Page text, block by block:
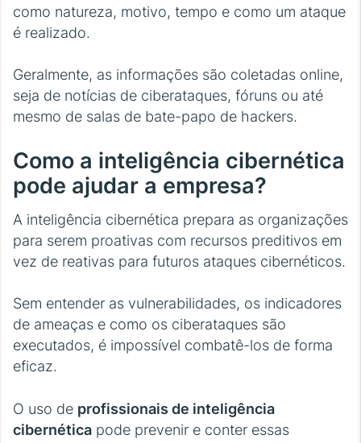
como natureza, motivo, tempo e como um ataque
é realizado.
Geralmente, as informações são coletadas online,
seja de notícias de ciberataques, fóruns ou até
mesmo de salas de bate-papo de hackers.
Como a inteligência cibernética
pode ajudar a empresa?
A inteligência cibernética prepara as organizações
para serem proativas com recursos preditivos em
vez de reativas para futuros ataques cibernéticos.
Sem entender as vulnerabilidades, os indicadores
de ameaças e como os ciberataques são
executados, é impossível combatê-los de forma
eficaz.
O uso de profissionais de inteligência
cibernética pode prevenir e conter essas